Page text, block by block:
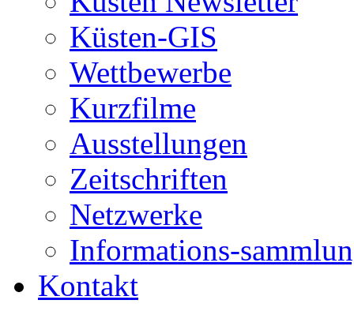
Küsten-GIS
Wettbewerbe
Kurzfilme
Ausstellungen
Zeitschriften
Netzwerke
Informations-
Kontakt